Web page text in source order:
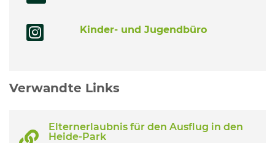
Kinder- und Jugendbüro
Verwandte Links
Elternerlaubnis für den Ausflug in den
Heide-Park